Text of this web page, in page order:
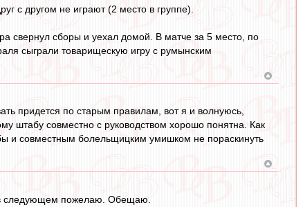
с другом не играют (2 место в группе).
свернул сборы и уехал домой. В матче за 5 место, по
сыграли товарищескую игру с румынским
придется по старым правилам, вот я и волнуюсь,
штабу совместно с руководством хорошо понятна. Как
и совместным болельщицким умишком не пораскинуть
в следующем пожелаю. Обещаю.